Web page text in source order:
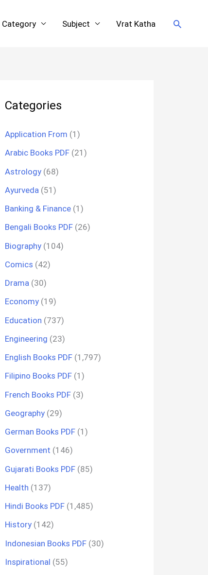
Category Subject Vrat Katha Search
Categories
Application From (1)
Arabic Books PDF (21)
Astrology (68)
Ayurveda (51)
Banking & Finance (1)
Bengali Books PDF (26)
Biography (104)
Comics (42)
Drama (30)
Economy (19)
Education (737)
Engineering (23)
English Books PDF (1,797)
Filipino Books PDF (1)
French Books PDF (3)
Geography (29)
German Books PDF (1)
Government (146)
Gujarati Books PDF (85)
Health (137)
Hindi Books PDF (1,485)
History (142)
Indonesian Books PDF (30)
Inspirational (55)